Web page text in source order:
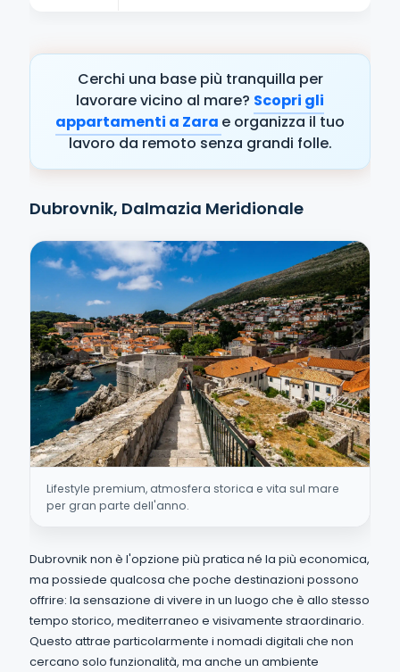
Cerchi una base più tranquilla per
lavorare vicino al mare? Scopri gli
appartamenti a Zara e organizza il tuo
lavoro da remoto senza grandi folle.
Dubrovnik, Dalmazia Meridionale
Lifestyle premium, atmosfera storica e vita sul mare
per gran parte dell'anno.
Dubrovnik non è l'opzione più pratica né la più economica,
ma possiede qualcosa che poche destinazioni possono
offrire: la sensazione di vivere in un luogo che è allo stesso
tempo storico, mediterraneo e visivamente straordinario.
Questo attrae particolarmente i nomadi digitali che non
cercano solo funzionalità, ma anche un ambiente